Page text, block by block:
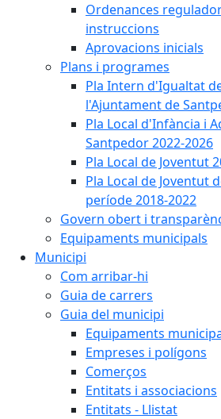
Ordenances
instruccions
Aprovacions inicials
Plans i programes
Pla Intern d'Igualtat
l'Ajuntament de
Pla Local d'Infància i
Santpedor 2022-2026
Pla Local de Joventut
Pla Local de Joventut
període 2018-2022
Govern obert i
Equipaments municipals
Municipi
Com arribar-hi
Guia de carrers
Guia del municipi
Equipaments
Empreses i polígons
Comerços
Entitats i associacions
Entitats - Llistat